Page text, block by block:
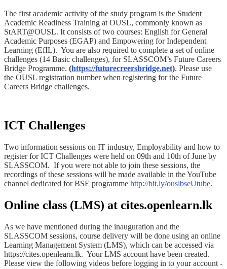
The first academic activity of the study program is the Student
Academic Readiness Training at OUSL, commonly known as
StART@OUSL. It consists of two courses: English for General
Academic Purposes (EGAP) and Empowering for Independent
Learning (EfIL). You are also required to complete a set of online
challenges (14 Basic challenges), for SLASSCOM’s Future Careers
Bridge Programme. (https://futurecreersbridge.net). Please use
the OUSL registration number when registering for the Future
Careers Bridge challenges.
ICT Challenges
Two information sessions on IT industry, Employability and how to
register for ICT Challenges were held on 09th and 10th of June by
SLASSCOM. If you were not able to join these sessions, the
recordings of these sessions will be made available in the YouTube
channel dedicated for BSE programme http://bit.ly/ouslbseUtube.
Online class (LMS) at cites.openlearn.lk
As we have mentioned during the inauguration and the
SLASSCOM sessions, course delivery will be done using an online
Learning Management System (LMS), which can be accessed via
https://cites.openlearn.lk. Your LMS account have been created.
Please view the following videos before logging in to your account -